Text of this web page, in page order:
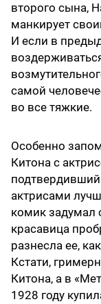
второго сына,
манкирует
И если в
самой
во все тяжкие.
Особенно
Китона с
подтвердивший
актрисами
комик задумал
красавица
разнесла ее,
Кстати,
Китона, а в
1928 году